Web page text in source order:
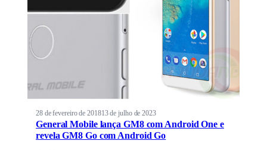
28 de fevereiro de 201813 de julho de 2023
General Mobile lança GM8 com Android One e
revela GM8 Go com Android Go